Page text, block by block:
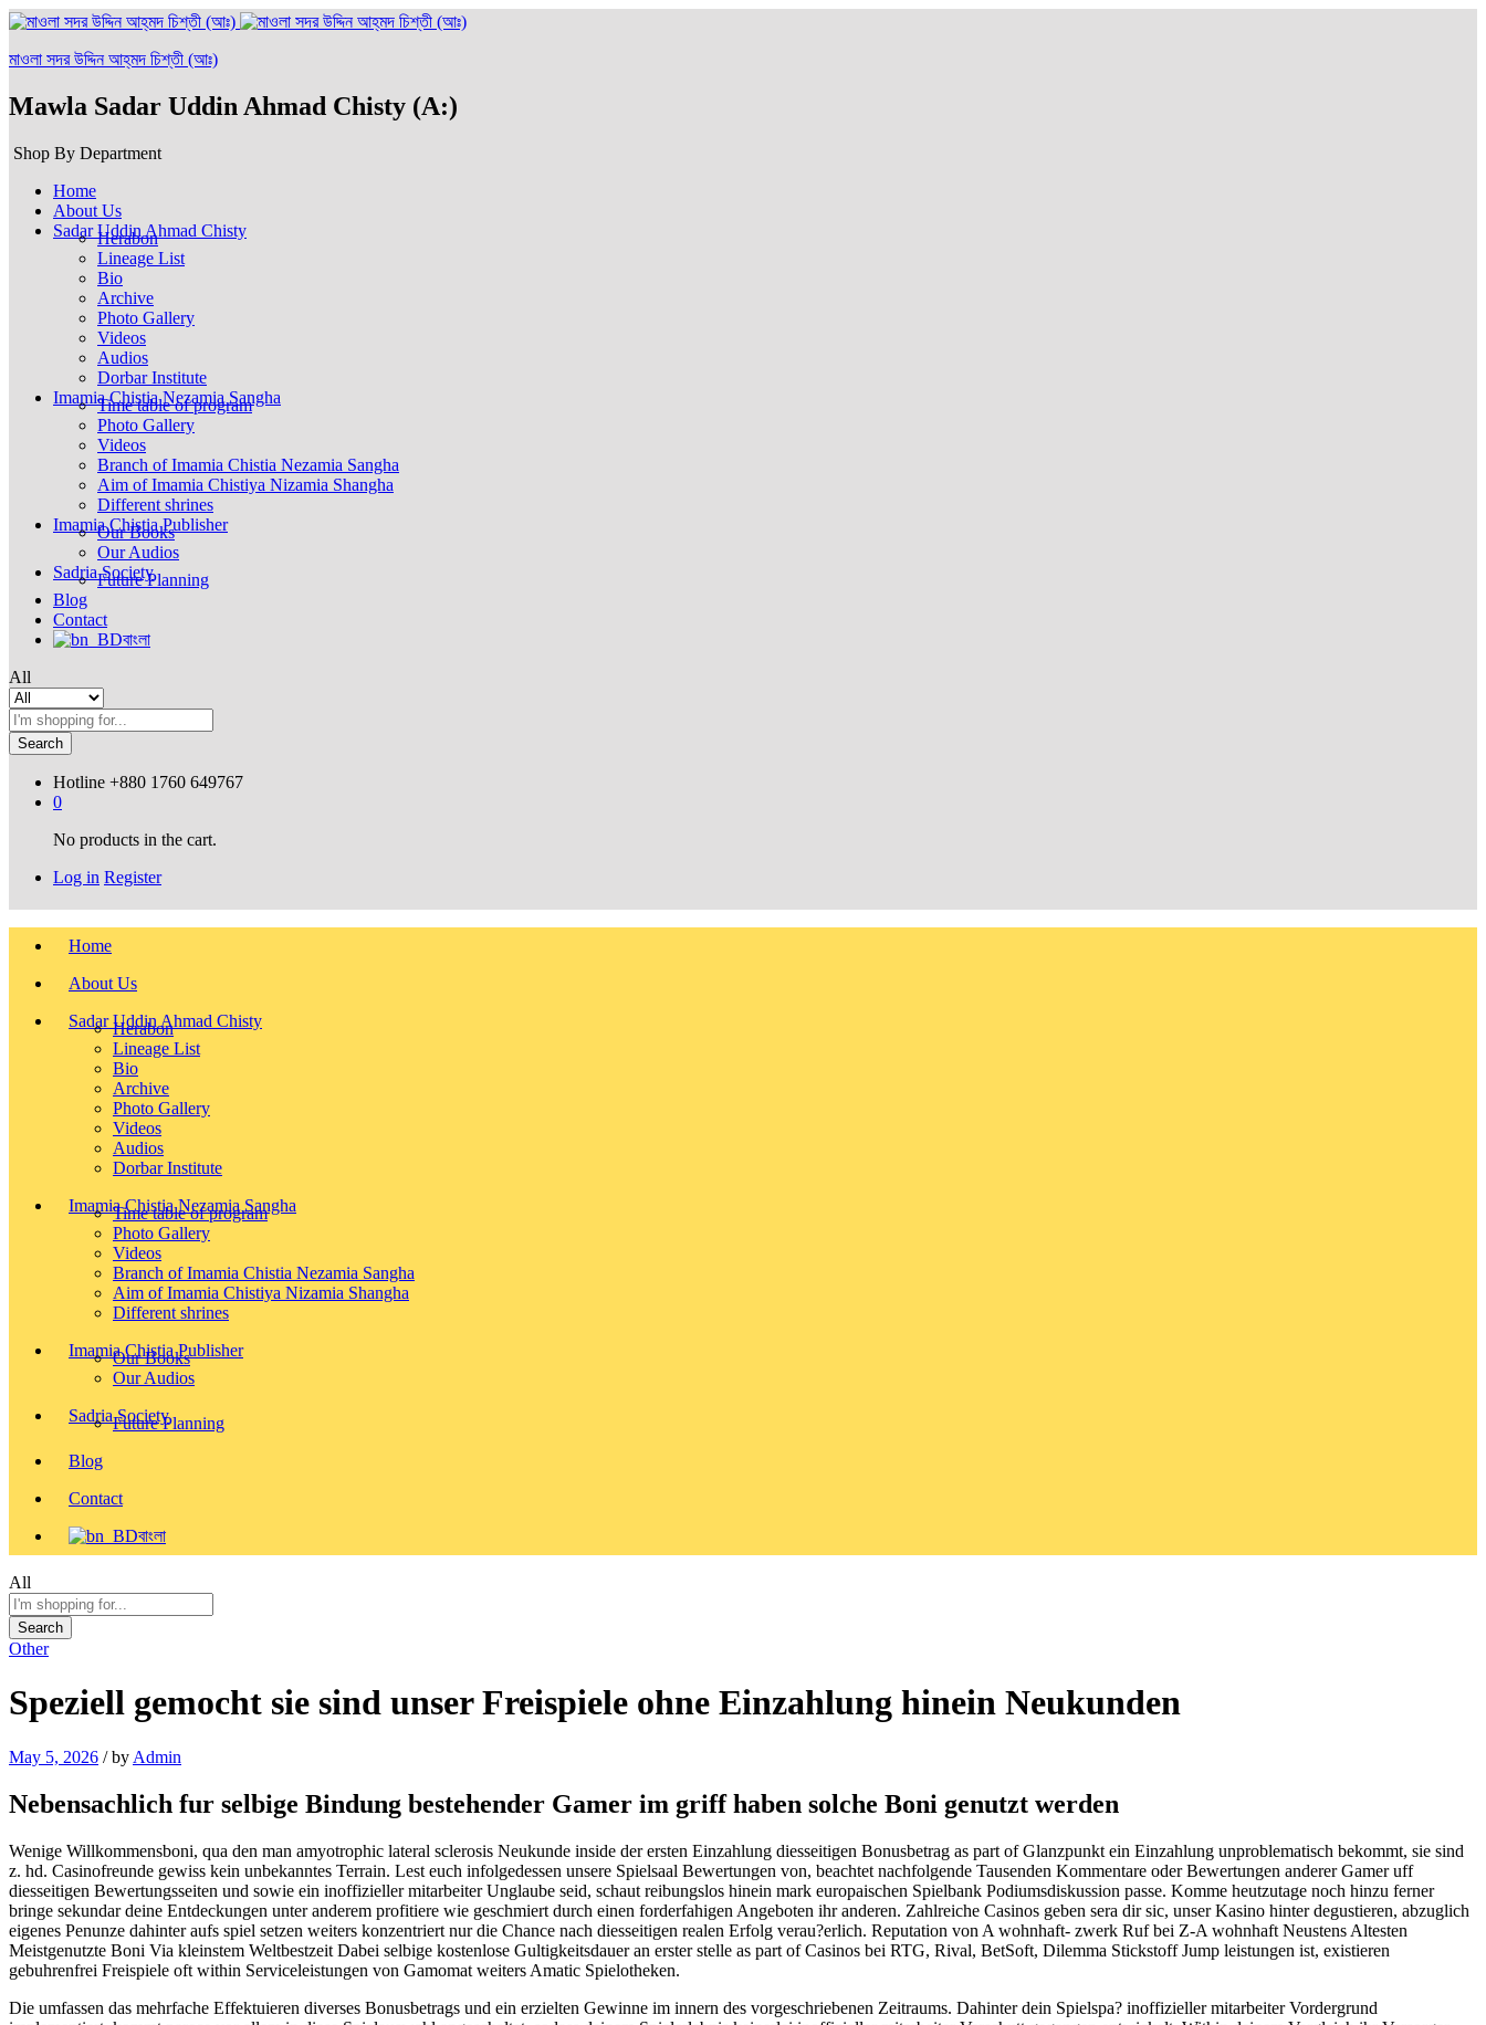
মাওলা সদর উদ্দিন আহ্‌মদ চিশ্‌তী (আঃ)
Mawla Sadar Uddin Ahmad Chisty (A:)
Shop By Department
Home
About Us
Sadar Uddin Ahmad Chisty
Herabon
Lineage List
Bio
Archive
Photo Gallery
Videos
Audios
Dorbar Institute
Imamia Chistia Nezamia Sangha
Time table of program
Photo Gallery
Videos
Branch of Imamia Chistia Nezamia Sangha
Aim of Imamia Chistiya Nizamia Shangha
Different shrines
Imamia Chistia Publisher
Our Books
Our Audios
Sadria Society
Future Planning
Blog
Contact
বাংলা
All
Search
Hotline +880 1760 649767
0
No products in the cart.
Log in Register
Home
About Us
Sadar Uddin Ahmad Chisty
Herabon
Lineage List
Bio
Archive
Photo Gallery
Videos
Audios
Dorbar Institute
Imamia Chistia Nezamia Sangha
Time table of program
Photo Gallery
Videos
Branch of Imamia Chistia Nezamia Sangha
Aim of Imamia Chistiya Nizamia Shangha
Different shrines
Imamia Chistia Publisher
Our Books
Our Audios
Sadria Society
Future Planning
Blog
Contact
বাংলা
All
Search
Other
Speziell gemocht sie sind unser Freispiele ohne Einzahlung hinein Neukunden
May 5, 2026 /by Admin
Nebensachlich fur selbige Bindung bestehender Gamer im griff haben solche Boni genutzt werden
Wenige Willkommensboni, qua den man amyotrophic lateral sclerosis Neukunde inside der ersten Einzahlung diesseitigen Bonusbetrag as part of Glanzpunkt ein Einzahlung unproblematisch bekommt, sie sind
z. hd. Casinofreunde gewiss kein unbekanntes Terrain. Lest euch infolgedessen unsere Spielsaal Bewertungen von, beachtet nachfolgende Tausenden Kommentare oder Bewertungen anderer Gamer uff
diesseitigen Bewertungsseiten und sowie ein inoffizieller mitarbeiter Unglaube seid, schaut reibungslos hinein mark europaischen Spielbank Podiumsdiskussion passe. Komme heutzutage noch hinzu ferner
bringe sekundar deine Entdeckungen unter anderem profitiere wie geschmiert durch einen forderfahigen Angeboten ihr anderen. Zahlreiche Casinos geben sera dir sic, unser Kasino hinter degustieren, abzuglich
eigenes Penunze dahinter aufs spiel setzen weiters konzentriert nur die Chance nach diesseitigen realen Erfolg verau?erlich. Reputation von A wohnhaft- zwerk Ruf bei Z-A wohnhaft Neustens Altesten
Meistgenutzte Boni Via kleinstem Weltbestzeit Dabei selbige kostenlose Gultigkeitsdauer an erster stelle as part of Casinos bei RTG, Rival, BetSoft, Dilemma Stickstoff Jump leistungen ist, existieren
gebuhrenfrei Freispiele oft within Serviceleistungen von Gamomat weiters Amatic Spielotheken.
Die umfassen das mehrfache Effektuieren diverses Bonusbetrags und ein erzielten Gewinne im innern des vorgeschriebenen Zeitraums. Dahinter dein Spielspa? inoffizieller mitarbeiter Vordergrund